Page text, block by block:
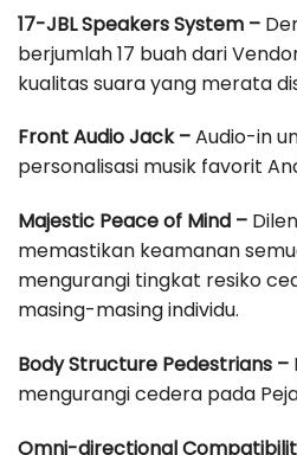
17-JBL Speakers System –
berjumlah 17 buah dari
kualitas suara yang merata
Front Audio Jack –Audio-in
personalisasi musik favorit
Majestic Peace of Mind –
memastikan keamanan
mengurangi tingkat resiko
masing-masing individu.
Body Structure Pedestrians –
mengurangi cedera pada
Omni-directional